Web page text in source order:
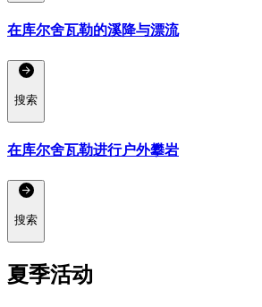
在库尔舍瓦勒的溪降与漂流
搜索
在库尔舍瓦勒进行户外攀岩
搜索
夏季活动